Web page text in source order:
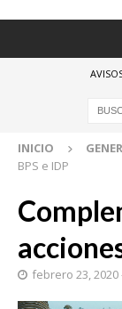
INICIO
BPS e IDP
febrero 23, 2020